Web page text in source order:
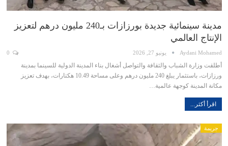
مدينة سينمائية جديدة بورزازات بـ240 مليون درهم لتعزيز
الإنتاج العالمي
Aydani Mohamed يونيو 27, 2026
أطلقت وزارة الشباب والثقافة والتواصل أشغال بناء المدينة الدولية للسينما بمدينة
ورزازات، باستثمار يبلغ 240 مليون درهم وعلى مساحة 10.49 هكتارات، بهدف تعزيز
مكانة المدينة كوجهة عالمية…
اقرأ أكثر...
جريمة